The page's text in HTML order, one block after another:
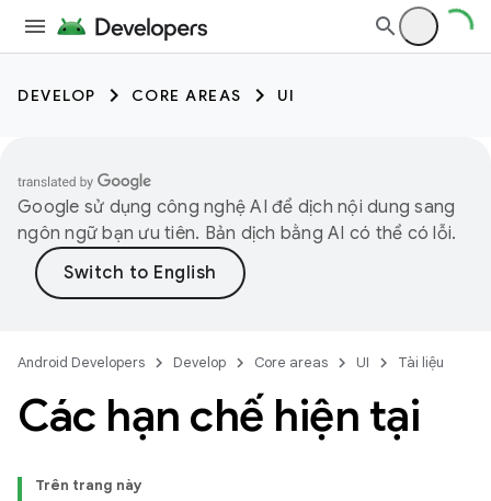
DEVELOP CORE AREAS UI
Google sử dụng công nghệ AI để dịch nội dung sang
ngôn ngữ bạn ưu tiên. Bản dịch bằng AI có thể có lỗi.
Android Developers Develop Core areas UI Tài liệu
Các hạn chế hiện tại
Trên trang này